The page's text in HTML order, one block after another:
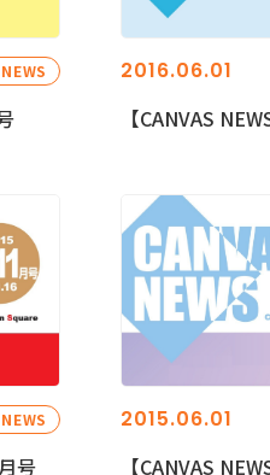
2016.06.01
【CANVAS
号
2015.06.01
【CANVAS